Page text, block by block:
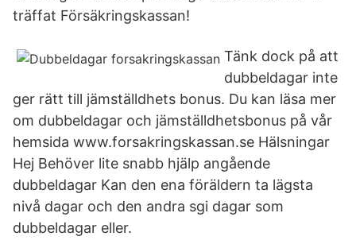
träffat Försäkringskassan!
Tänk dock på att
dubbeldagar inte
ger rätt till jämställdhets bonus. Du kan läsa mer
om dubbeldagar och jämställdhetsbonus på vår
hemsida www.forsakringskassan.se Hälsningar
Hej Behöver lite snabb hjälp angående
dubbeldagar Kan den ena föräldern ta lägsta
nivå dagar och den andra sgi dagar som
dubbeldagar eller.